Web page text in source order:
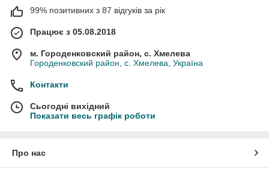
99% позитивних з 87 відгуків за рік
Працює з 05.08.2018
м. Городенковский район, с. Хмелева
Городенковский район, с. Хмелева, Україна
Контакти
Сьогодні вихідний
Показати весь графік роботи
Про нас